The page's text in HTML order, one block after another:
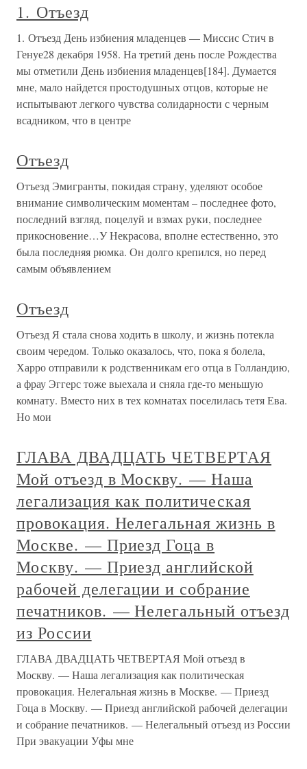
1. Отъезд
1. Отъезд День избиения младенцев — Миссис Стич в
Генуе28 декабря 1958. На третий день после Рождества
мы отметили День избиения младенцев[184]. Думается
мне, мало найдется простодушных отцов, которые не
испытывают легкого чувства солидарности с черным
всадником, что в центре
Отъезд
Отъезд Эмигранты, покидая страну, уделяют особое
внимание символическим моментам – последнее фото,
последний взгляд, поцелуй и взмах руки, последнее
прикосновение…У Некрасова, вполне естественно, это
была последняя рюмка. Он долго крепился, но перед
самым объявлением
Отъезд
Отъезд Я стала снова ходить в школу, и жизнь потекла
своим чередом. Только оказалось, что, пока я болела,
Харро отправили к родственникам его отца в Голландию,
а фрау Эггерс тоже выехала и сняла где-то меньшую
комнату. Вместо них в тех комнатах поселилась тетя Ева.
Но мои
ГЛАВА ДВАДЦАТЬ ЧЕТВЕРТАЯ
Мой отъезд в Москву. — Наша
легализация как политическая
провокация. Нелегальная жизнь в
Москве. — Приезд Гоца в
Москву. — Приезд английской
рабочей делегации и собрание
печатников. — Нелегальный отъезд
из России
ГЛАВА ДВАДЦАТЬ ЧЕТВЕРТАЯ Мой отъезд в
Москву. — Наша легализация как политическая
провокация. Нелегальная жизнь в Москве. — Приезд
Гоца в Москву. — Приезд английской рабочей делегации
и собрание печатников. — Нелегальный отъезд из России
При эвакуации Уфы мне